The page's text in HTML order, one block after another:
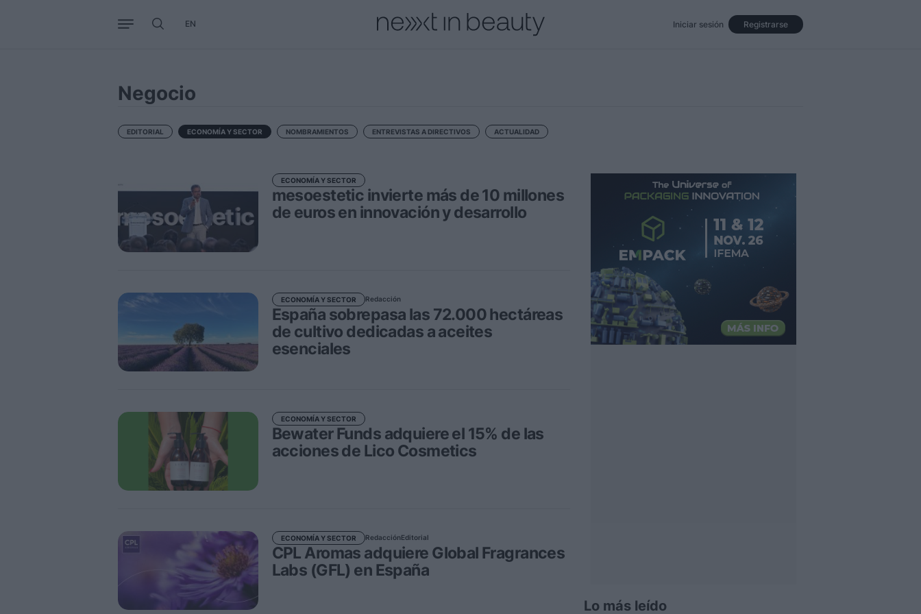
Registrarse
Iniciar sesión
EN
Negocio
EDITORIAL ECONOMÍA Y SECTOR NOMBRAMIENTOS ENTREVISTAS A DIRECTIVOS ACTUALIDAD
mesoestetic invierte más de 10 millones
de euros en innovación y desarrollo
ECONOMÍA Y SECTOR
España sobrepasa las 72.000 hectáreas
de cultivo dedicadas a aceites
esenciales
ECONOMÍA Y SECTOR Redacción
Bewater Funds adquiere el 15% de las
acciones de Lico Cosmetics
ECONOMÍA Y SECTOR
CPL Aromas adquiere Global Fragrances
Labs (GFL) en España
ECONOMÍA Y SECTOR RedacciónEditorial
Lo más leído